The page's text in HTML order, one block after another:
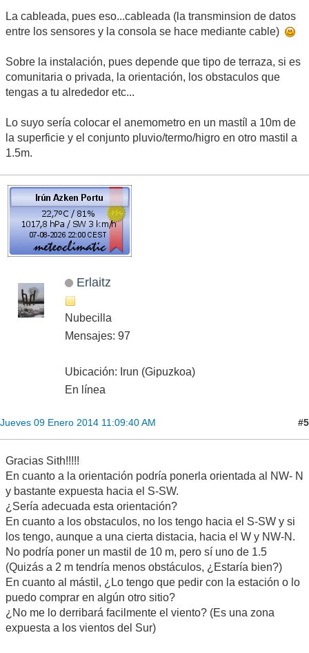
La cableada, pues eso...cableada (la transminsion de datos
entre los sensores y la consola se hace mediante cable)
Sobre la instalación, pues depende que tipo de terraza, si es
comunitaria o privada, la orientación, los obstaculos que
tengas a tu alrededor etc...
Lo suyo sería colocar el anemometro en un mastíl a 10m de
la superficie y el conjunto pluvio/termo/higro en otro mastil a
1.5m.
Erlaitz
Nubecilla
Mensajes: 97
Ubicación: Irun (Gipuzkoa)
En línea
Jueves 09 Enero 2014 11:09:40 AM #5
Gracias Sith!!!!!
En cuanto a la orientación podría ponerla orientada al NW- N
y bastante expuesta hacia el S-SW.
¿Sería adecuada esta orientación?
En cuanto a los obstaculos, no los tengo hacia el S-SW y si
los tengo, aunque a una cierta distacia, hacia el W y NW-N.
No podría poner un mastil de 10 m, pero sí uno de 1.5
(Quizás a 2 m tendría menos obstáculos, ¿Estaría bien?)
En cuanto al mástil, ¿Lo tengo que pedir con la estación o lo
puedo comprar en algún otro sitio?
¿No me lo derribará facilmente el viento? (Es una zona
expuesta a los vientos del Sur)